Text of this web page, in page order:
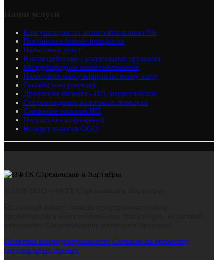
Консультации по налогообложению РФ
Постановка бизнес-процессов
Налоговый аудит
Взаимодействие с налоговыми органами
Международное налогообложение
Налоговые консультации по всему миру
Онлайн консультация
Дробление бизнеса - ИП, маркетплейсы
Сопровождение налоговых проверок
Снижение налогов ИП
Подготовка возражений
Возврат налогов ООО
Политика конфиденциальности Согласие на обработку
персональных данных